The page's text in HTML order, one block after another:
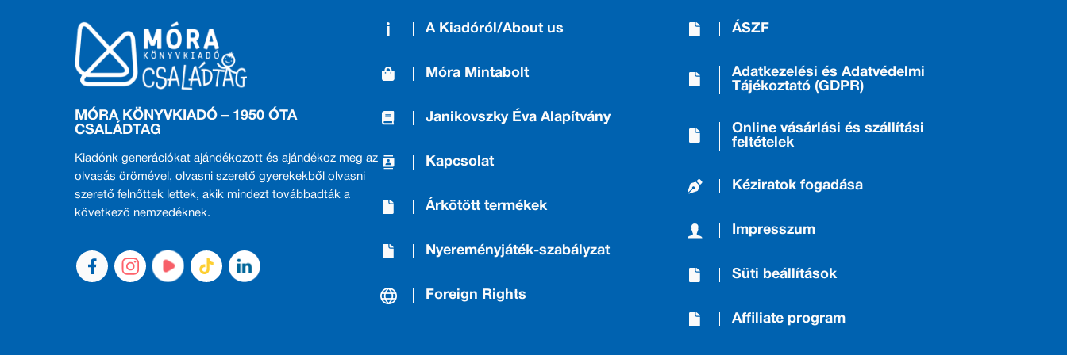
MÓRA KÖNYVKIADÓ – 1950 ÓTA
CSALÁDTAG
Kiadónk generációkat ajándékozott és ajándékoz meg az
olvasás örömével, olvasni szerető gyerekekből olvasni
szerető felnőttek lettek, akik mindezt továbbadták a
következő nemzedéknek.
A Kiadóról/About us
Móra Mintabolt
Janikovszky Éva Alapítvány
Kapcsolat
Árkötött termékek
Nyereményjáték-szabályzat
Foreign Rights
ÁSZF
Adatkezelési és Adatvédelmi
Tájékoztató (GDPR)
Online vásárlási és szállítási
feltételek
Kéziratok fogadása
Impresszum
Süti beállítások
Affiliate program